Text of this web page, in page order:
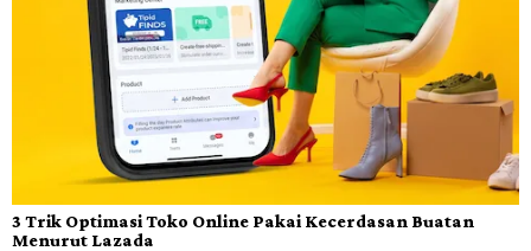
3 Trik Optimasi Toko Online Pakai Kecerdasan Buatan
Menurut Lazada